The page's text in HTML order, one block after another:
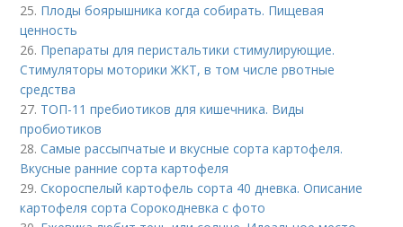
25. Плоды боярышника когда собирать. Пищевая
ценность
26. Препараты для перистальтики стимулирующие.
Стимуляторы моторики ЖКТ, в том числе рвотные
средства
27. ТОП-11 пребиотиков для кишечника. Виды
пробиотиков
28.Самые рассыпчатые и вкусные сорта картофеля.
Вкусные ранние сорта картофеля
29.Скороспелый картофель сорта 40 дневка. Описание
картофеля сорта Сорокодневка с фото